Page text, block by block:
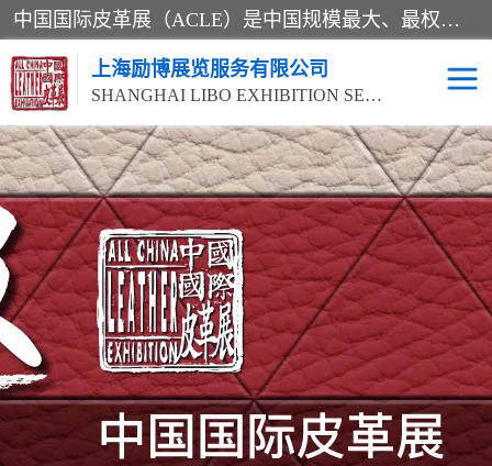
中国国际皮革展（ACLE）是中国规模最大、最权威的国际皮革盛会，自创办以来一直由中国皮革协会（CLIA）和亚太区皮革展有限公司（APLF）共同举办
上海励博展览服务有限公司
SHANGHAI LIBO EXHIBITION SERVICE CO.,LTD
2026中国国际皮革展
ACLE
2026上海皮革机械展
2026上海合成革展会 2026中国国际皮革展
2026中国国际皮革展
ACLE
2026中国国际皮革展